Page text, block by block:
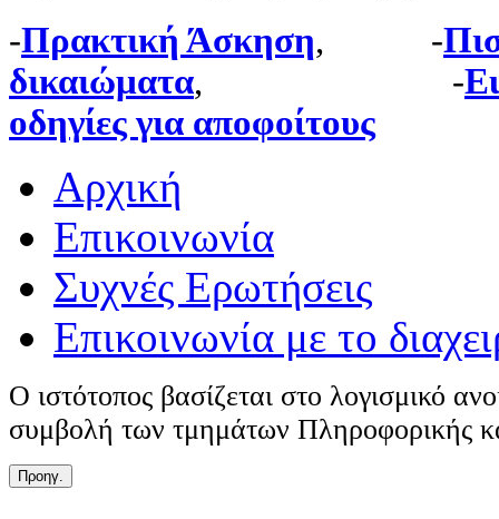
-Πρακτική Άσκηση, -
δικαιώματα, -
οδηγίες για αποφοίτους
Αρχική
Επικοινωνία
Συχνές Ερωτήσεις
Επικοινωνία με το
Ο ιστότοπος βασίζεται στο λογισμικό
συμβολή των τμημάτων Πληροφορικής